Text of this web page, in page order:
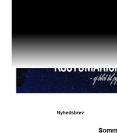
format.